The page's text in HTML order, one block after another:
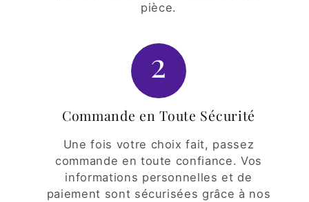
pièce.
2
Commande en Toute Sécurité
Une fois votre choix fait, passez
commande en toute confiance. Vos
informations personnelles et de
paiement sont sécurisées grâce à nos